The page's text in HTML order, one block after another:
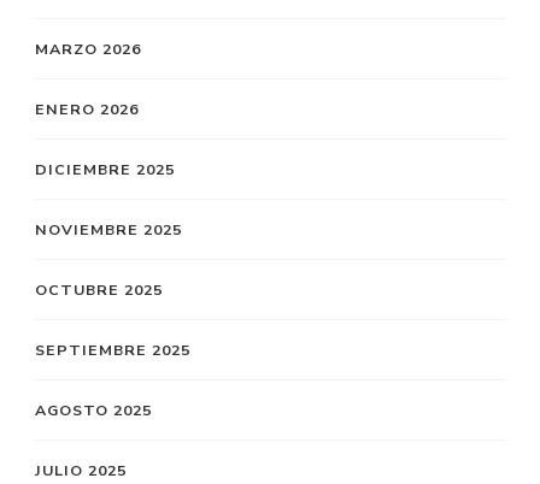
MARZO 2026
ENERO 2026
DICIEMBRE 2025
NOVIEMBRE 2025
OCTUBRE 2025
SEPTIEMBRE 2025
AGOSTO 2025
JULIO 2025